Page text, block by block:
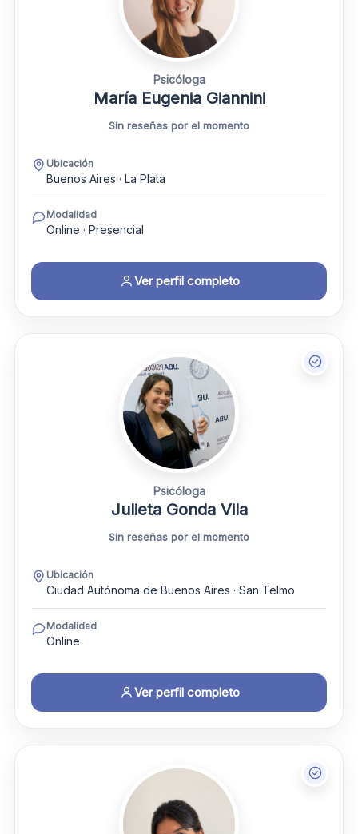
Psicóloga
María Eugenia Giannini
Sin reseñas por el momento
Ubicación
Buenos Aires · La Plata
Modalidad
Online · Presencial
Ver perfil completo
Psicóloga
Julieta Gonda Vila
Sin reseñas por el momento
Ubicación
Ciudad Autónoma de Buenos Aires · San Telmo
Modalidad
Online
Ver perfil completo